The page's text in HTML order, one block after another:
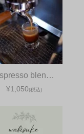
blen…
¥1,050(税込)